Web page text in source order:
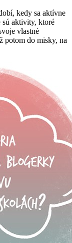
kedy sa aktívne
sú aktivity, ktoré
vlastné
potom do misky, na